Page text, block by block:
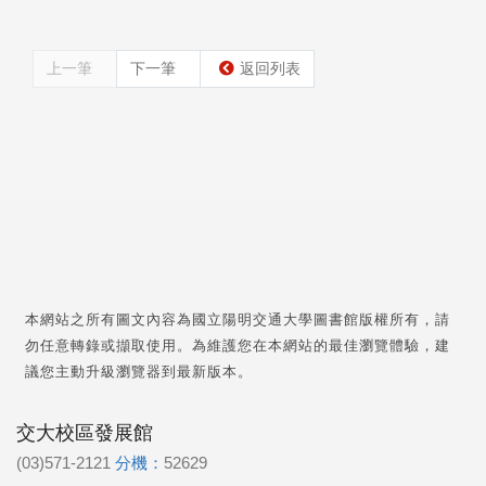
上一筆 下一筆 返回列表
本網站之所有圖文內容為國立陽明交通大學圖書館版權所有，請
勿任意轉錄或擷取使用。為維護您在本網站的最佳瀏覽體驗，建
議您主動升級瀏覽器到最新版本。
交大校區發展館
(03)571-2121 分機： 52629